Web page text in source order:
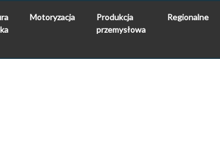
Motoryzacja
Produkcja
przemysłowa
Regionalne